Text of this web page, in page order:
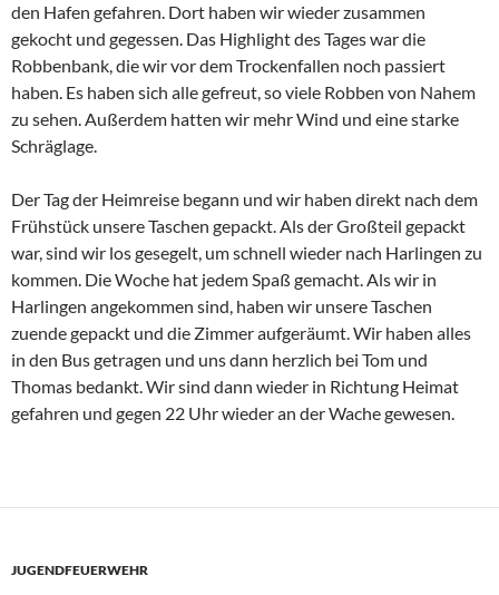
den Hafen gefahren. Dort haben wir wieder zusammen
gekocht und gegessen. Das Highlight des Tages war die
Robbenbank, die wir vor dem Trockenfallen noch passiert
haben. Es haben sich alle gefreut, so viele Robben von Nahem
zu sehen. Außerdem hatten wir mehr Wind und eine starke
Schräglage.
Der Tag der Heimreise begann und wir haben direkt nach dem
Frühstück unsere Taschen gepackt. Als der Großteil gepackt
war, sind wir los gesegelt, um schnell wieder nach Harlingen zu
kommen. Die Woche hat jedem Spaß gemacht. Als wir in
Harlingen angekommen sind, haben wir unsere Taschen
zuende gepackt und die Zimmer aufgeräumt. Wir haben alles
in den Bus getragen und uns dann herzlich bei Tom und
Thomas bedankt. Wir sind dann wieder in Richtung Heimat
gefahren und gegen 22 Uhr wieder an der Wache gewesen.
JUGENDFEUERWEHR